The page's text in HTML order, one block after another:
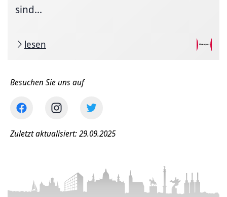
sind...
lesen
Besuchen Sie uns auf
Zuletzt aktualisiert: 29.09.2025